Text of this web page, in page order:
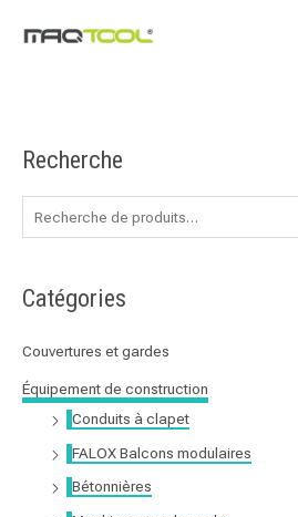
Recherche
R
r
e
Catégories
Couvertures et gardes
Équipement de construction
Conduits à clapet
FALOX Balcons modulaires
Bétonnières